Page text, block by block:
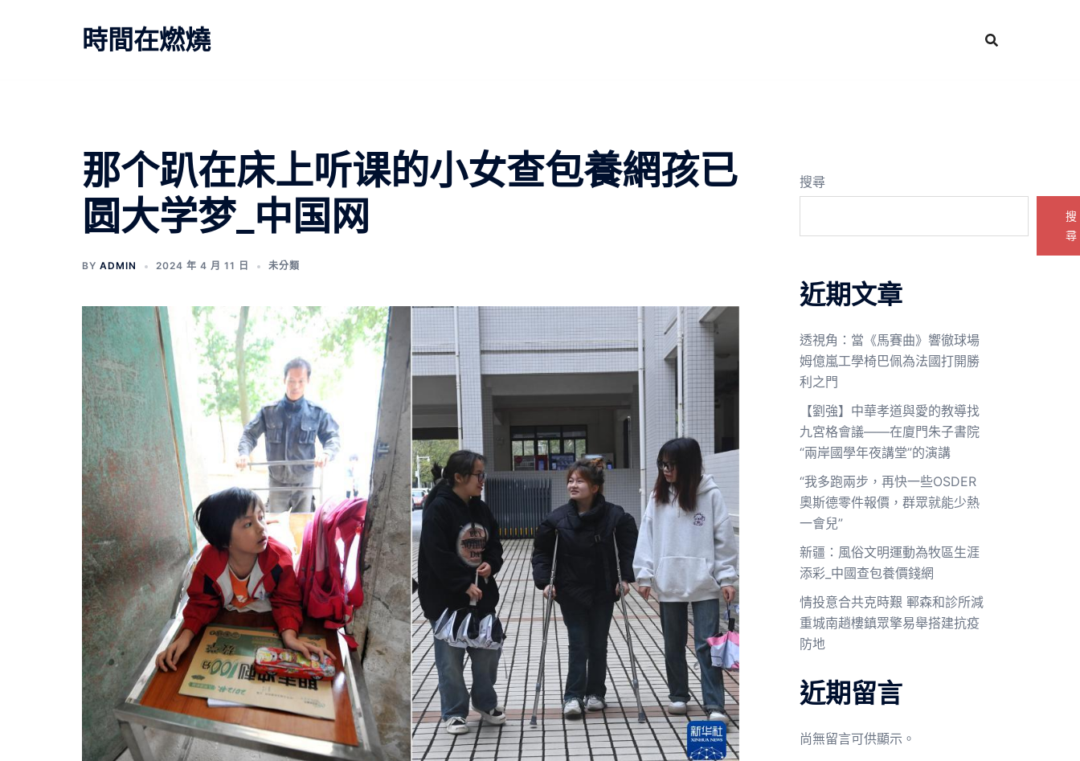
時間在燃燒
那个趴在床上听课的小女查包養網孩已
圆大学梦_中国网
BY ADMIN 2024 年 4 月 11 日 未分類
搜尋
搜
尋
近期文章
透視角：當《馬賽曲》響徹球場
姆億嵐工學椅巴佩為法國打開勝
利之門
【劉強】中華孝道與愛的教導找
九宮格會議——在廈門朱子書院
“兩岸國學年夜講堂”的演講
“我多跑兩步，再快一些OSDER
奧斯德零件報價，群眾就能少熱
一會兒”
新疆：風俗文明運動為牧區生涯
添彩_中國查包養價錢網
情投意合共克時艱 鄆森和診所減
重城南趙樓鎮眾擎易舉搭建抗疫
防地
近期留言
尚無留言可供顯示。